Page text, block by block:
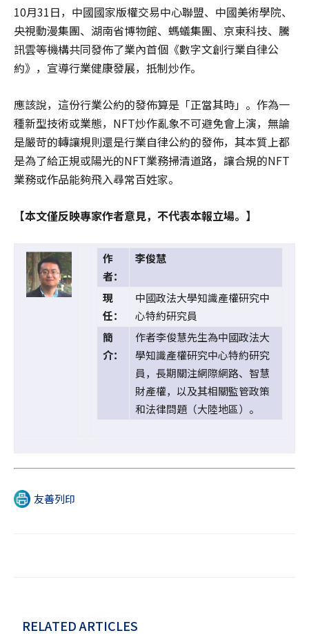
10月31日，中國國家版權交易中心聯盟、中國美術學院、
央視動漫集團、湖南省博物館、螞蟻集團、京東科技、騰
訊雲等機構共同發佈了業內首個《數字文創行業自律公
約》，宣導行業健康發展，抵制炒作。
應該說，這份行業公約的發佈算是「正當其時」。作為一
種新型技術或業態，NFT炒作亂象不可避免會上演，無論
是嚴苛的轉讓規則還是行業自律公約的發佈，其本質上都
是為了給正規或陽光的NFT業務掃清道路，讓合規的NFT
業務或作品能夠飛入尋常百姓家。
【本文僅反映專家作者意見，不代表本報立場。】
作
者：
李俊慧
現
任：
中國政法大學知識產權研究中
心特約研究員
簡
介：
作者李俊慧先生為中國政法大
學知識產權研究中心特約研究
員，長期關注網際網路、智慧
財產權，以及其相關監管政策
和法律問題（大陸地區）。
友善列印
RELATED ARTICLES